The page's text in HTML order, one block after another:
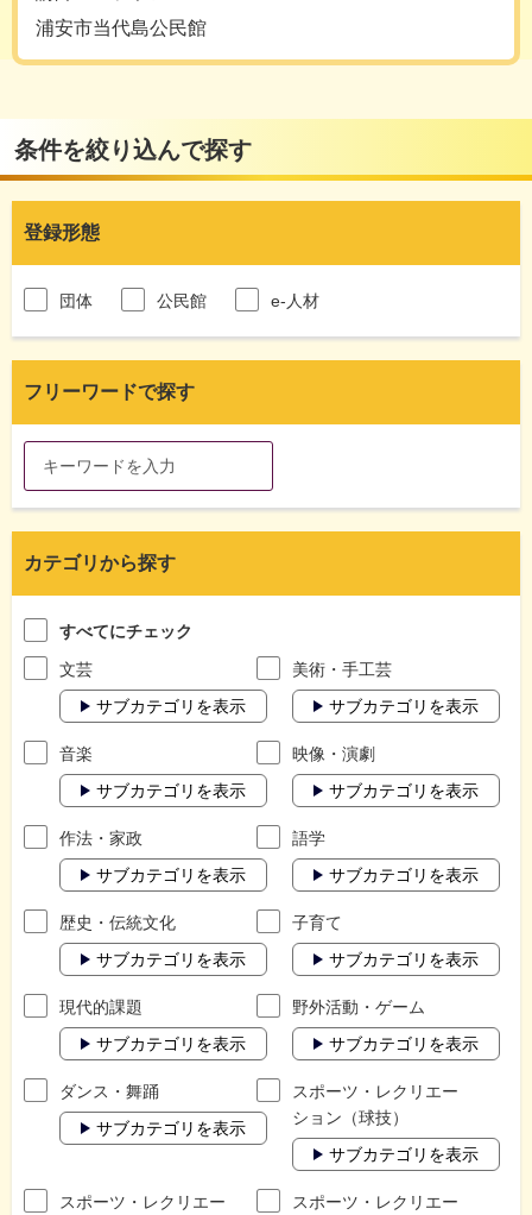
浦安市当代島公民館
条件を絞り込んで探す
登録形態
団体 公民館 e-人材
フリーワードで探す
カテゴリから探す
すべてにチェック
文芸
サブカテゴリを表示
美術・手工芸
サブカテゴリを表示
音楽
サブカテゴリを表示
映像・演劇
サブカテゴリを表示
作法・家政
サブカテゴリを表示
語学
サブカテゴリを表示
歴史・伝統文化
サブカテゴリを表示
子育て
サブカテゴリを表示
現代的課題
サブカテゴリを表示
野外活動・ゲーム
サブカテゴリを表示
ダンス・舞踊
サブカテゴリを表示
スポーツ・レクリエー
ション（球技）
サブカテゴリを表示
スポーツ・レクリエー
スポーツ・レクリエー